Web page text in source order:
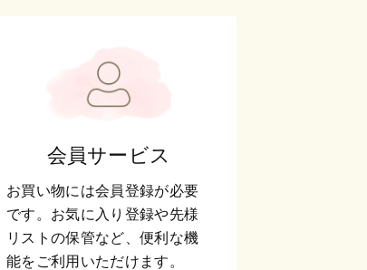
会員サービス
お買い物には会員登録が必要
です。お気に入り登録や先様
リストの保管など、便利な機
能をご利用いただけます。